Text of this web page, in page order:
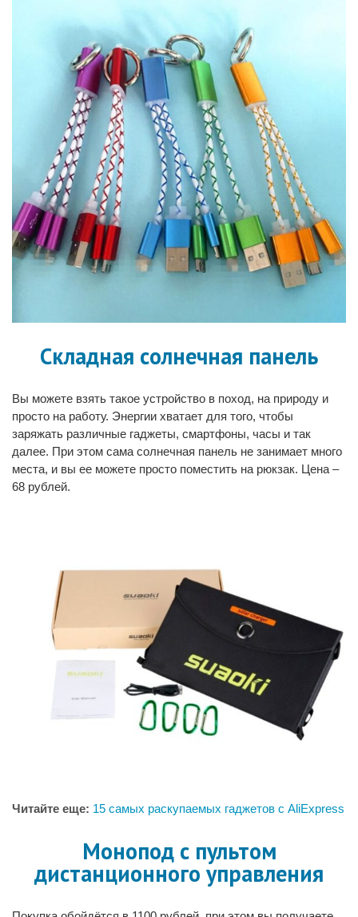
Складная солнечная панель
Вы можете взять такое устройство в поход, на природу и
просто на работу. Энергии хватает для того, чтобы
заряжать различные гаджеты, смартфоны, часы и так
далее. При этом сама солнечная панель не занимает много
места, и вы ее можете просто поместить на рюкзак. Цена –
68 рублей.
Читайте еще: 15 самых раскупаемых гаджетов с AliExpress
Монопод с пультом
дистанционного управления